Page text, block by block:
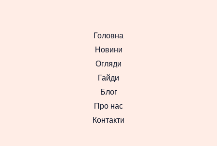
Головна
Новини
Огляди
Гайди
Блог
Про нас
Контакти